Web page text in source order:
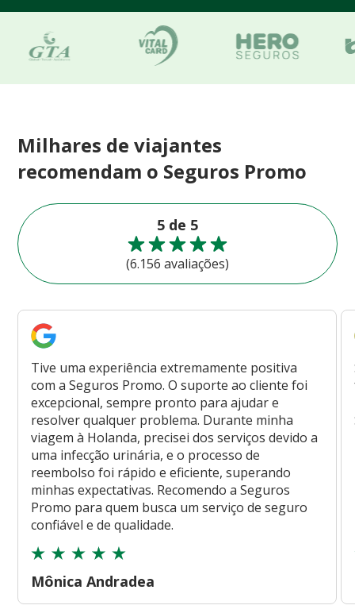
Milhares de viajantes
recomendam o Seguros Promo
5 de 5
(6.156 avaliações)
Tive uma experiência extremamente positiva
com a Seguros Promo. O suporte ao cliente foi
excepcional, sempre pronto para ajudar e
resolver qualquer problema. Durante minha
viagem à Holanda, precisei dos serviços devido a
uma infecção urinária, e o processo de
reembolso foi rápido e eficiente, superando
minhas expectativas. Recomendo a Seguros
Promo para quem busca um serviço de seguro
confiável e de qualidade.
Mônica Andradea